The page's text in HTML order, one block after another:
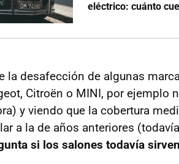
eléctrico: cuánto
la desafección de algunas
Citroën o MINI, por ejemplo
y viendo que la cobertura
a la de años anteriores
si los salones todavía